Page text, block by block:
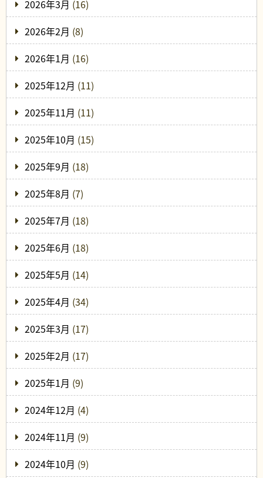
2026年3月 (16)
2026年2月 (8)
2026年1月 (16)
2025年12月 (11)
2025年11月 (11)
2025年10月 (15)
2025年9月 (18)
2025年8月 (7)
2025年7月 (18)
2025年6月 (18)
2025年5月 (14)
2025年4月 (34)
2025年3月 (17)
2025年2月 (17)
2025年1月 (9)
2024年12月 (4)
2024年11月 (9)
2024年10月 (9)